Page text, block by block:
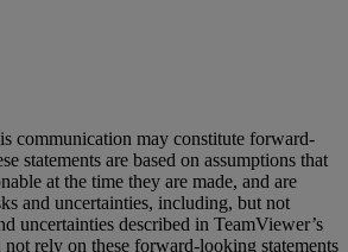
communication may constitute forward-
statements are based on assumptions that
at the time they are made, and are
and uncertainties, including, but not
uncertainties described in TeamViewer’s
not rely on these forward-looking statements